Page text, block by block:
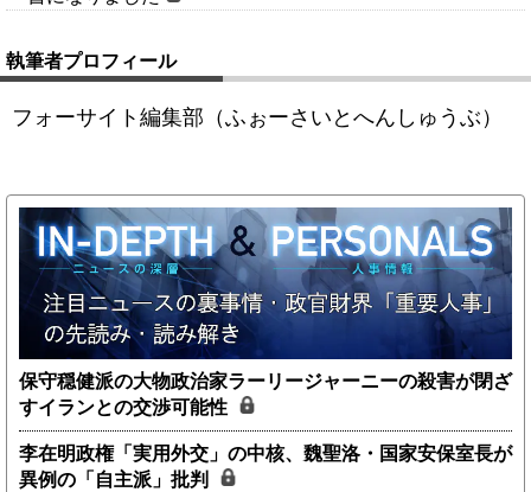
執筆者プロフィール
フォーサイト編集部（ふぉーさいとへんしゅうぶ）
保守穏健派の大物政治家ラーリージャーニーの殺害が閉ざ
すイランとの交渉可能性
李在明政権「実用外交」の中核、魏聖洛・国家安保室長が
異例の「自主派」批判